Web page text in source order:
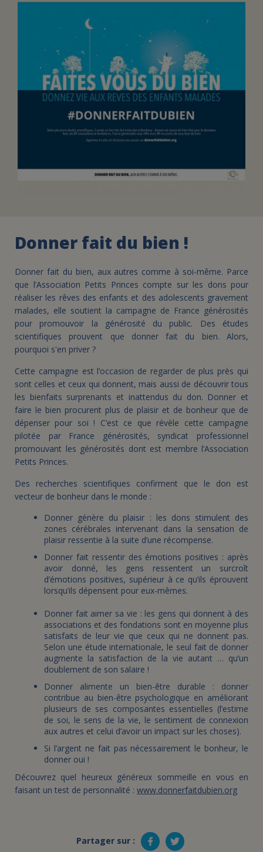
FAIRE UN DON
ASSURANCE VIE/LEGS
ESPACE PRESSE
Donner fait du bien !
Donner fait du bien, aux autres comme à soi-même. Parce
que l’Association Petits Princes compte sur les dons pour
réaliser les rêves des enfants et des adolescents gravement
malades, elle soutient la campagne de France générosités
pour promouvoir la générosité du public. Des études
scientifiques prouvent que donner fait du bien. Alors,
pourquoi s'en priver ?
Cette campagne est l’occasion de regarder de plus près qui
sont celles et ceux qui donnent, mais aussi de découvrir tous
les bienfaits surprenants et inattendus du don. Donner et
faire le bien procurent plus de plaisir et de bonheur que de
dépenser pour soi ! C’est ce que révèle cette campagne
pilotée par France générosités, syndicat professionnel
promouvant les générosités dont est membre l’Association
Petits Princes.
Des recherches scientifiques confirment que le don est
vecteur de bonheur dans le monde :
Donner génère du plaisir : les dons stimulent des
zones cérébrales intervenant dans la sensation de
plaisir ressentie à la suite d’une récompense.
Donner fait ressentir des émotions positives : après
avoir donné, les gens ressentent un surcroît
d’émotions positives, supérieur à ce qu’ils éprouvent
lorsqu’ils dépensent pour eux-mêmes.
Donner fait aimer sa vie : les gens qui donnent à des
associations et des fondations sont en moyenne plus
satisfaits de leur vie que ceux qui ne donnent pas.
Selon une étude internationale, le seul fait de donner
augmente la satisfaction de la vie autant … qu’un
doublement de son salaire !
Donner alimente un bien-être durable : donner
contribue au bien-être psychologique en améliorant
plusieurs de ses composantes essentielles (l’estime
de soi, le sens de la vie, le sentiment de connexion
aux autres et celui d’avoir un impact sur les choses).
Si l’argent ne fait pas nécessairement le bonheur, le
donner oui !
Découvrez quel heureux généreux sommeille en vous en
faisant un test de personnalité : www.donnerfaitdubien.org
Partager sur :